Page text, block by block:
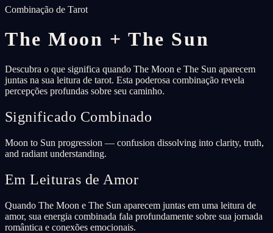
Combinação de Tarot
The Moon +The Sun
Descubra o que significa quando The Moon e The Sun aparecem
juntas na sua leitura de tarot. Esta poderosa combinação revela
percepções profundas sobre seu caminho.
Significado Combinado
Moon to Sun progression — confusion dissolving into clarity, truth,
and radiant understanding.
Em Leituras de Amor
Quando The Moon e The Sun aparecem juntas em uma leitura de
amor, sua energia combinada fala profundamente sobre sua jornada
romântica e conexões emocionais.